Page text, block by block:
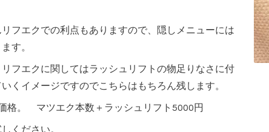
リフエクでの利点もありますので、隠しメニューには
す。
リフエクに関してはラッシュリフトの物足りなさに付
くイメージですのでこちらはもちろん残します。
格。 マツエク本数＋ラッシュリフト5000円
ください。